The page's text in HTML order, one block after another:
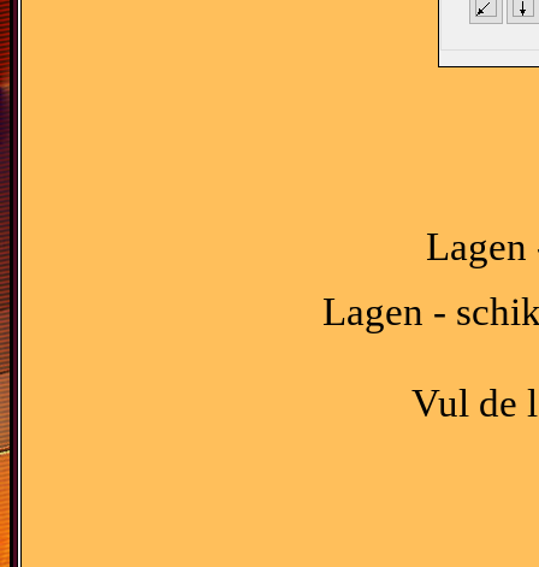
Lagen
Lagen -
Vul de